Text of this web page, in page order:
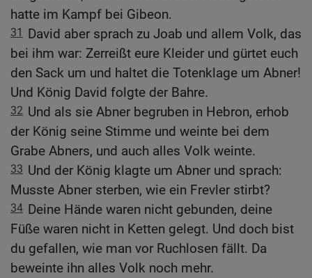
hatte im Kampf bei Gibeon.
31 David aber sprach zu Joab und allem Volk, das
bei ihm war: Zerreißt eure Kleider und gürtet euch
den Sack um und haltet die Totenklage um Abner!
Und König David folgte der Bahre.
32 Und als sie Abner begruben in Hebron, erhob
der König seine Stimme und weinte bei dem
Grabe Abners, und auch alles Volk weinte.
33 Und der König klagte um Abner und sprach:
Musste Abner sterben, wie ein Frevler stirbt?
34 Deine Hände waren nicht gebunden, deine
Füße waren nicht in Ketten gelegt. Und doch bist
du gefallen, wie man vor Ruchlosen fällt. Da
beweinte ihn alles Volk noch mehr.